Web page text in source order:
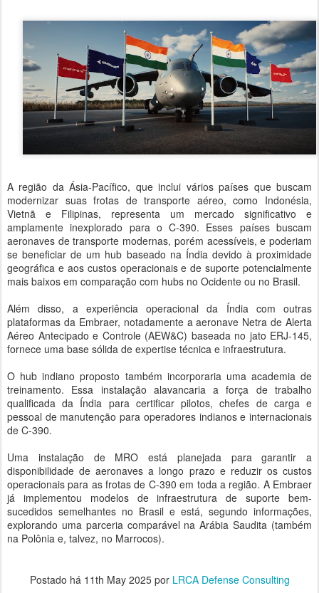
A região da Ásia-Pacífico, que inclui vários países que buscam
modernizar suas frotas de transporte aéreo, como Indonésia,
Vietnã e Filipinas, representa um mercado significativo e
amplamente inexplorado para o C-390. Esses países buscam
aeronaves de transporte modernas, porém acessíveis, e poderiam
se beneficiar de um hub baseado na Índia devido à proximidade
geográfica e aos custos operacionais e de suporte potencialmente
mais baixos em comparação com hubs no Ocidente ou no Brasil.
Além disso, a experiência operacional da Índia com outras
plataformas da Embraer, notadamente a aeronave Netra de Alerta
Aéreo Antecipado e Controle (AEW&C) baseada no jato ERJ-145,
fornece uma base sólida de expertise técnica e infraestrutura.
O hub indiano proposto também incorporaria uma academia de
treinamento. Essa instalação alavancaria a força de trabalho
qualificada da Índia para certificar pilotos, chefes de carga e
pessoal de manutenção para operadores indianos e internacionais
de C-390.
Uma instalação de MRO está planejada para garantir a
disponibilidade de aeronaves a longo prazo e reduzir os custos
operacionais para as frotas de C-390 em toda a região. A Embraer
já implementou modelos de infraestrutura de suporte bem-
sucedidos semelhantes no Brasil e está, segundo informações,
explorando uma parceria comparável na Arábia Saudita (também
na Polônia e, talvez, no Marrocos).
Postado há 11th May 2025por LRCA Defense Consulting